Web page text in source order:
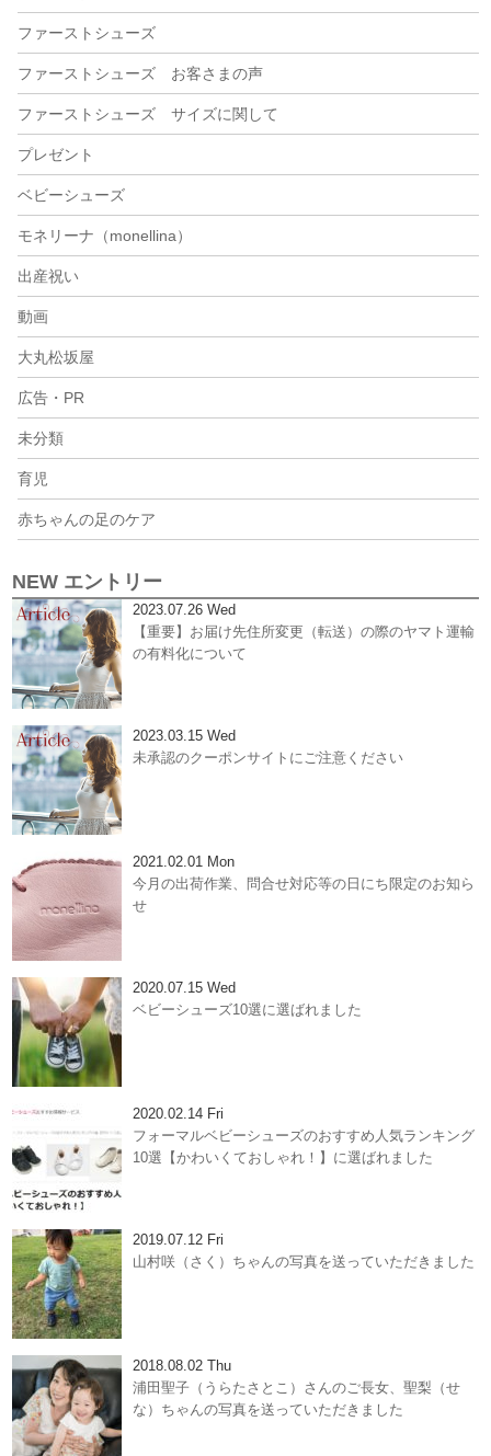
ファーストシューズ
ファーストシューズ お客さまの声
ファーストシューズ サイズに関して
プレゼント
ベビーシューズ
モネリーナ（monellina）
出産祝い
動画
大丸松坂屋
広告・PR
未分類
育児
赤ちゃんの足のケア
NEW エントリー
2023.07.26 Wed
【重要】お届け先住所変更（転送）の際のヤマト運輸
の有料化について
2023.03.15 Wed
未承認のクーポンサイトにご注意ください
2021.02.01 Mon
今月の出荷作業、問合せ対応等の日にち限定のお知ら
せ
2020.07.15 Wed
ベビーシューズ10選に選ばれました
2020.02.14 Fri
フォーマルベビーシューズのおすすめ人気ランキング
10選【かわいくておしゃれ！】に選ばれました
2019.07.12 Fri
山村咲（さく）ちゃんの写真を送っていただきました
2018.08.02 Thu
浦田聖子（うらたさとこ）さんのご長女、聖梨（せ
な）ちゃんの写真を送っていただきました